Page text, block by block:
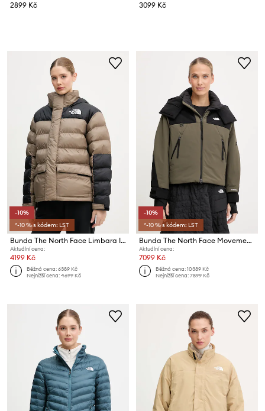
2899 Kč
3099 Kč
-10%
*-10 % s kódem: LST
Bunda The North Face Limbara Insulated
Aktuální cena:
4199 Kč
Běžná cena:6389 Kč
Nejnižší cena:4699 Kč
-10%
*-10 % s kódem: LST
Bunda The North Face Movement
Aktuální cena:
7099 Kč
Běžná cena:10389 Kč
Nejnižší cena:7899 Kč